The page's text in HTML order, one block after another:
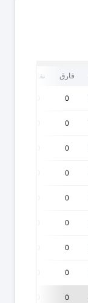
فارق نقاط
0
0
0
0
0
0
0
0
0